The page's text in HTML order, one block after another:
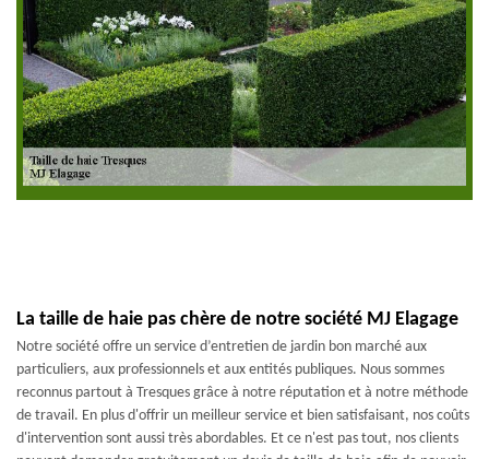
La taille de haie pas chère de notre société MJ Elagage
Notre société offre un service d’entretien de jardin bon marché aux
particuliers, aux professionnels et aux entités publiques. Nous sommes
reconnus partout à Tresques grâce à notre réputation et à notre méthode
de travail. En plus d'offrir un meilleur service et bien satisfaisant, nos coûts
d'intervention sont aussi très abordables. Et ce n'est pas tout, nos clients